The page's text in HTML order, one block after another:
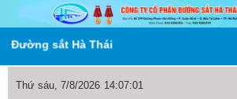
sắt Hà Thái
Thứ sáu, 7/8/2026 14:07:02